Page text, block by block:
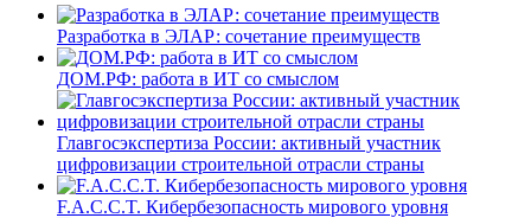
Разработка в ЭЛАР: сочетание преимуществ
ДОМ.РФ: работа в ИТ со смыслом
Главгосэкспертиза России: активный участник
цифровизации строительной отрасли страны
F.A.C.C.T. Кибербезопасность мирового уровня